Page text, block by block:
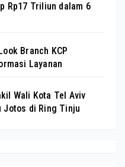
Rp17 Triliun dalam 6
Branch KCP
Layanan
Wali Kota Tel Aviv
Jotos di Ring Tinju